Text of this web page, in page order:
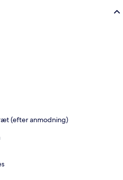
(efter anmodning)